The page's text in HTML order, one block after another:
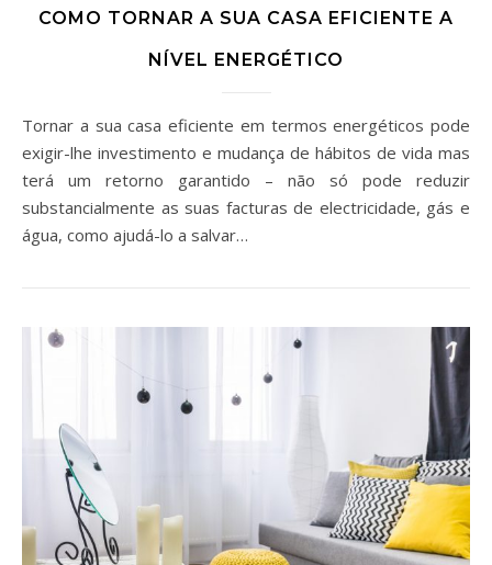
COMO TORNAR A SUA CASA EFICIENTE A
NÍVEL ENERGÉTICO
Tornar a sua casa eficiente em termos energéticos pode
exigir-lhe investimento e mudança de hábitos de vida mas
terá um retorno garantido – não só pode reduzir
substancialmente as suas facturas de electricidade, gás e
água, como ajudá-lo a salvar…